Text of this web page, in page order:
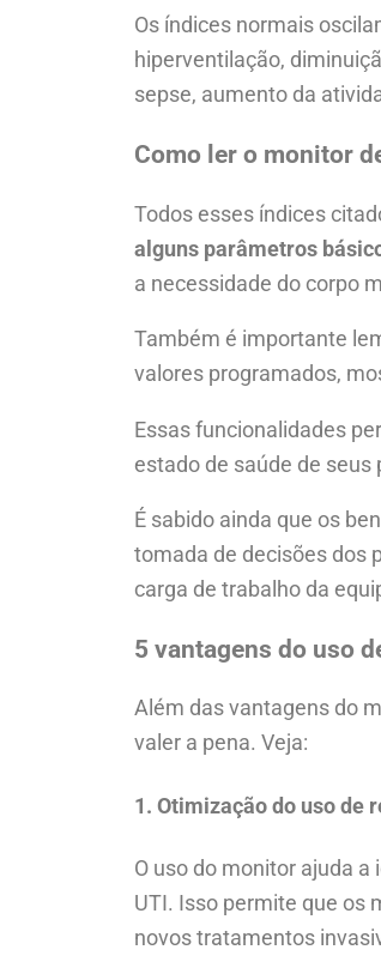
Os índices normais
hiperventilação,
sepse, aumento da
Como ler o monitor
Todos esses índices
alguns parâmetros
a necessidade do corpo
Também é importante
valores programados,
Essas funcionalidades
estado de saúde de
É sabido ainda que os
tomada de decisões dos
carga de trabalho da
5 vantagens do uso
Além das vantagens do
valer a pena. Veja:
1. Otimização do uso de
O uso do monitor ajuda
UTI. Isso permite que os
novos tratamentos